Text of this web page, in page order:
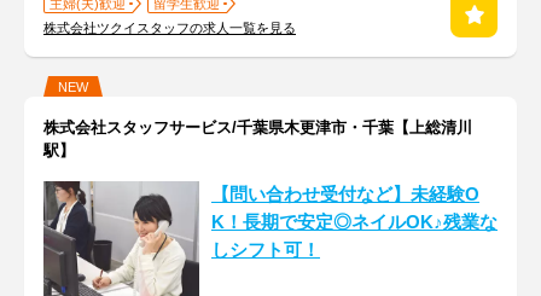
主婦(夫)歓迎
留学生歓迎
株式会社ツクイスタッフの求人一覧を見る
NEW
株式会社スタッフサービス/千葉県木更津市・千葉【上総清川
駅】
【問い合わせ受付など】未経験O
K！長期で安定◎ネイルOK♪残業な
しシフト可！